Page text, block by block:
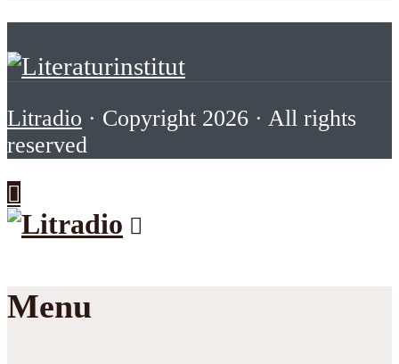
Litradio · Copyright 2026 · All rights
reserved
Menu